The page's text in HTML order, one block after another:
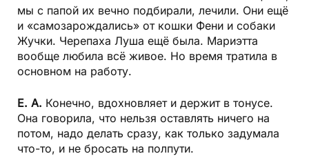
мы с папой их вечно подбирали, лечили. Они ещё
и «самозарождались» от кошки Фени и собаки
Жучки. Черепаха Луша ещё была. Мариэтта
вообще любила всё живое. Но время тратила в
основном на работу.
Е. А. Конечно, вдохновляет и держит в тонусе.
Она говорила, что нельзя оставлять ничего на
потом, надо делать сразу, как только задумала
что-то, и не бросать на полпути.